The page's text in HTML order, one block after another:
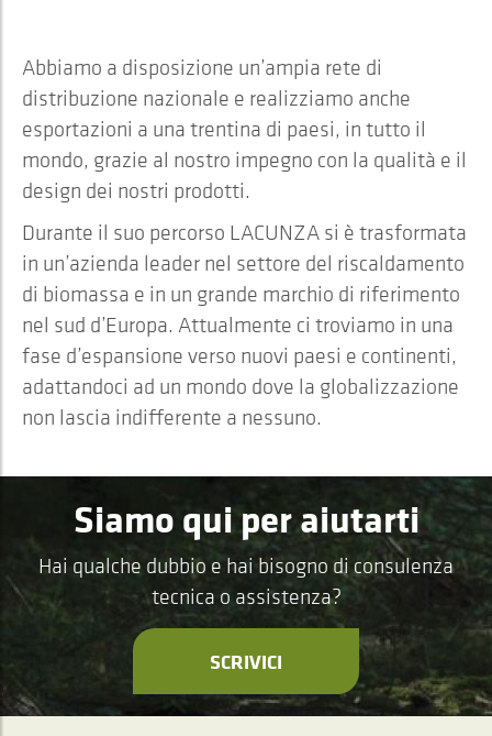
Abbiamo a disposizione un’ampia rete di
distribuzione nazionale e realizziamo anche
esportazioni a una trentina di paesi, in tutto il
mondo, grazie al nostro impegno con la qualità e il
design dei nostri prodotti.
Durante il suo percorso LACUNZA si è trasformata
in un’azienda leader nel settore del riscaldamento
di biomassa e in un grande marchio di riferimento
nel sud d’Europa. Attualmente ci troviamo in una
fase d’espansione verso nuovi paesi e continenti,
adattandoci ad un mondo dove la globalizzazione
non lascia indifferente a nessuno.
Siamo qui per aiutarti
Hai qualche dubbio e hai bisogno di consulenza
tecnica o assistenza?
SCRIVICI